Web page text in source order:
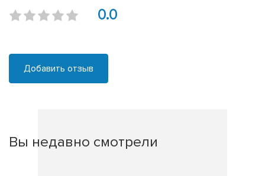
0.0
Добавить отзыв
Вы недавно смотрели